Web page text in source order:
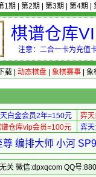
1期 第2期 第3期 第4期
棋谱仓库
注意：二合一卡为充值
载| 动态棋盘| 象棋赛事| 象
白金会员2年=150元
弈
谱仓库vip会员=100元 弈
编排大师 小河
关 微信:dpxqcom QQ号